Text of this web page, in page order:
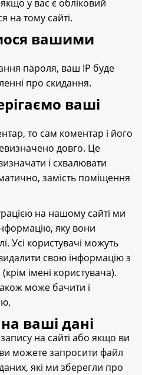
у вас є обліковий
на тому сайті.
вашими
пароля, ваш IP буде
про скидання.
ваші
то сам коментар і його
довго. Це
і схвалювати
замість поміщення
на нашому сайті ми
яку вони
Усі користувачі можуть
свою інформацію з
імені користувача).
може бачити і
ваші дані
на сайті або якщо ви
можете запросити файл
які ми зберегли про